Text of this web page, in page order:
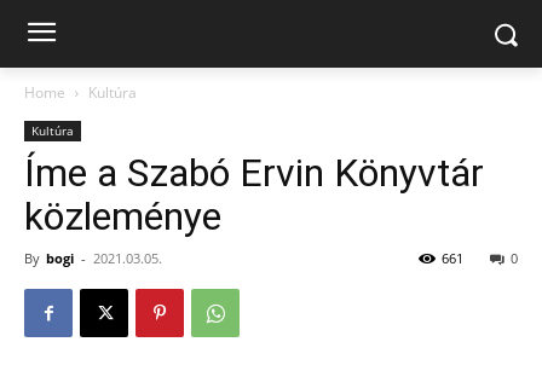
Home Kultúra
Kultúra
Íme a Szabó Ervin Könyvtár
közleménye
By bogi - 2021.03.05. 0
661